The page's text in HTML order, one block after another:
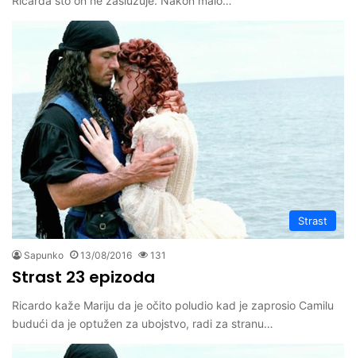
Strast
Sapunko 13/08/2016 131
Strast 23 epizoda
Ricardo kaže Mariju da je očito poludio kad je zaprosio Camilu
budući da je optužen za ubojstvo, radi za stranu…